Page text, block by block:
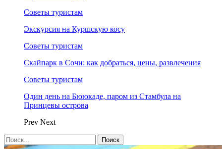
Советы туристам
Экскурсия на Куршскую косу
Советы туристам
Скайпарк в Сочи: как добраться, цены, развлечения
Советы туристам
Один день на Бююкаде, паром из Стамбула на
Принцевы острова
Prev Next